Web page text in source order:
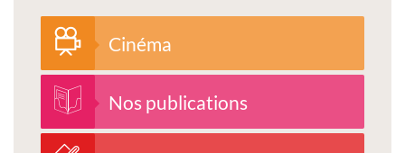
Cinéma
Nos publications